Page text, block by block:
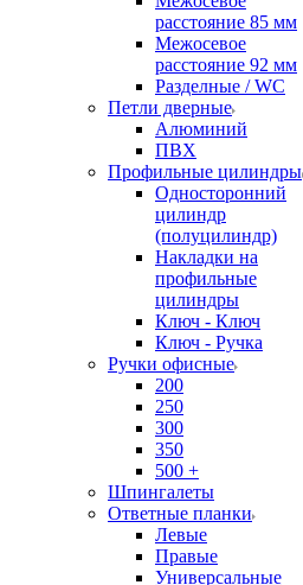
расстояние 85 мм
Межосевое
расстояние 92 мм
Разделные / WC
Петли дверные
Алюминий
ПВХ
Профильные цилиндры
Односторонний
цилиндр
(полуцилиндр)
Накладки на
профильные
цилиндры
Ключ - Ключ
Ключ - Ручка
Ручки офисные
200
250
300
350
500 +
Шпингалеты
Ответные планки
Левые
Правые
Универсальные